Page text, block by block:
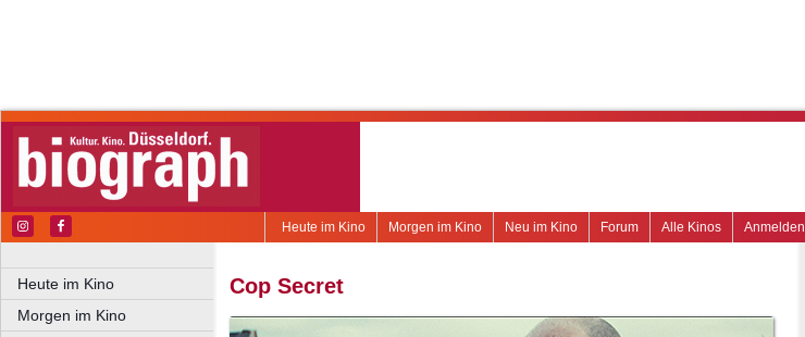
Anmelden
Alle Kinos
Forum
Neu im Kino
Morgen im Kino
Heute im Kino
Heute im Kino
Morgen im Kino
Cop Secret